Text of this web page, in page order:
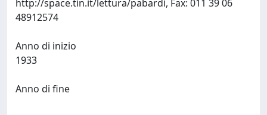
http://space.tin.it/lettura/pabardi, Fax: 011 39 06
Anno di inizio
Anno di fine